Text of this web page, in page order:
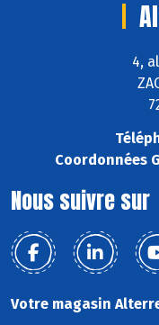
4,
Coordonnées
Nous suivre sur
Votre magasin